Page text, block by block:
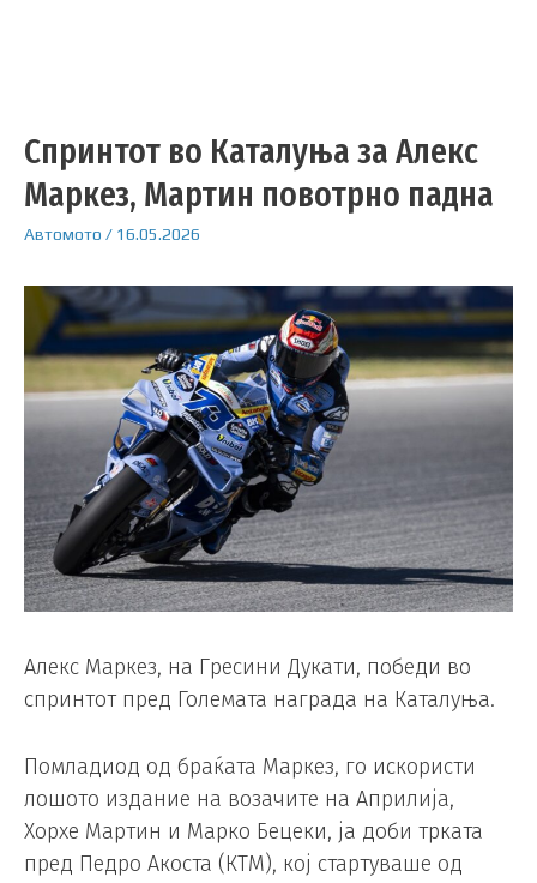
Спринтот во Каталуња за Алекс
Маркез, Мартин повотрно падна
Автомото / 16.05.2026
Алекс Маркез, на Гресини Дукати, победи во
спринтот пред Големата награда на Каталуња.
Помладиод од браќата Маркез, го искористи
лошото издание на возачите на Априлија,
Хорхе Мартин и Марко Бецеки, ја доби трката
пред Педро Акоста (КТМ), кој стартуваше од